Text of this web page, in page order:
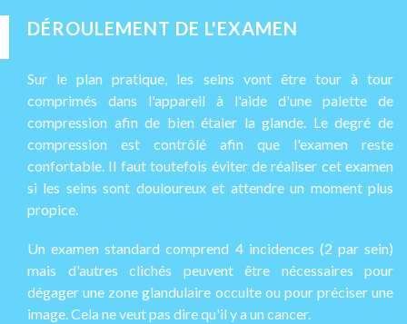
DÉROULEMENT DE L'EXAMEN
Sur le plan pratique, les seins vont être tour à tour
comprimés dans l'appareil à l'aide d'une palette de
compression afin de bien étaler la glande. Le degré de
compression est contrôlé afin que l'examen reste
confortable. Il faut toutefois éviter de réaliser cet examen
si les seins sont douloureux et attendre un moment plus
propice.
Un examen standard comprend 4 incidences (2 par sein)
mais d'autres clichés peuvent être nécessaires pour
dégager une zone glandulaire occulte ou pour préciser une
image. Cela ne veut pas dire qu'il y a un cancer.